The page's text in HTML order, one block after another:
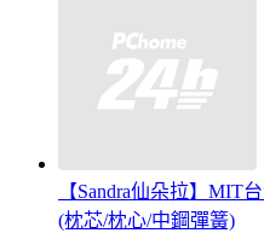
【Sandra仙朵拉】MIT
(枕芯/枕心/中鋼彈簧)